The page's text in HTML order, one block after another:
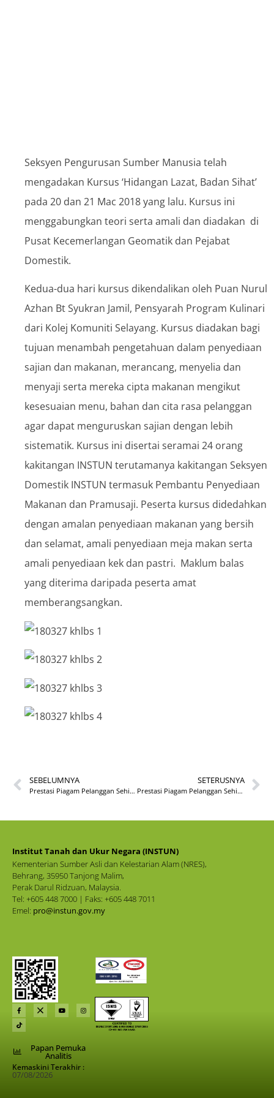
Seksyen Pengurusan Sumber Manusia telah
mengadakan Kursus ‘Hidangan Lazat, Badan Sihat’
pada 20 dan 21 Mac 2018 yang lalu. Kursus ini
menggabungkan teori serta amali dan diadakan di
Pusat Kecemerlangan Geomatik dan Pejabat
Domestik.
Kedua-dua hari kursus dikendalikan oleh Puan Nurul
Azhan Bt Syukran Jamil, Pensyarah Program Kulinari
dari Kolej Komuniti Selayang. Kursus diadakan bagi
tujuan menambah pengetahuan dalam penyediaan
sajian dan makanan, merancang, menyelia dan
menyaji serta mereka cipta makanan mengikut
kesesuaian menu, bahan dan cita rasa pelanggan
agar dapat menguruskan sajian dengan lebih
sistematik. Kursus ini disertai seramai 24 orang
kakitangan INSTUN terutamanya kakitangan Seksyen
Domestik INSTUN termasuk Pembantu Penyediaan
Makanan dan Pramusaji. Peserta kursus didedahkan
dengan amalan penyediaan makanan yang bersih
dan selamat, amali penyediaan meja makan serta
amali penyediaan kek dan pastri. Maklum balas
yang diterima daripada peserta amat
memberangsangkan.
SEBELUMNYA
Prestasi Piagam Pelanggan Sehingga 31 Disember 2018
SETERUSNYA
Prestasi Piagam Pelanggan Sehingga 31 Januari 2019
Institut Tanah dan Ukur Negara (INSTUN)
Kementerian Sumber Asli dan Kelestarian Alam (NRES),
Behrang, 35950 Tanjong Malim,
Perak Darul Ridzuan, Malaysia.
Tel: +605 448 7000 | Faks: +605 448 7011
Emel: pro@instun.gov.my
Papan Pemuka
Analitis
Kemaskini Terakhir :
07/08/2026